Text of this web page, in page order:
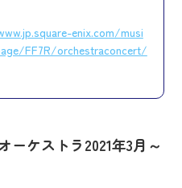
enix.com/musi
FF7R/orchestraconcert/
ーケストラ2021年3月～